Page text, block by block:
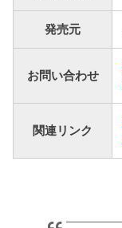
発売元
お問い合わせ
関連リンク